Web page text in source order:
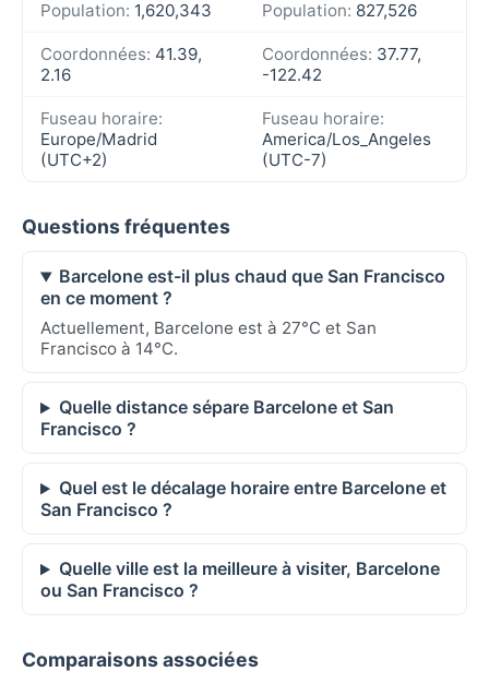
Population: 1,620,343 Population: 827,526
Coordonnées: 41.39,
2.16
Coordonnées: 37.77,
-122.42
Fuseau horaire:
Europe/Madrid
(UTC+2)
Fuseau horaire:
America/Los_Angeles
(UTC-7)
Questions fréquentes
Barcelone est-il plus chaud que San Francisco
en ce moment ?
Actuellement, Barcelone est à 27°C et San
Francisco à 14°C.
Quelle distance sépare Barcelone et San
Francisco ?
Quel est le décalage horaire entre Barcelone et
San Francisco ?
Quelle ville est la meilleure à visiter, Barcelone
ou San Francisco ?
Comparaisons associées